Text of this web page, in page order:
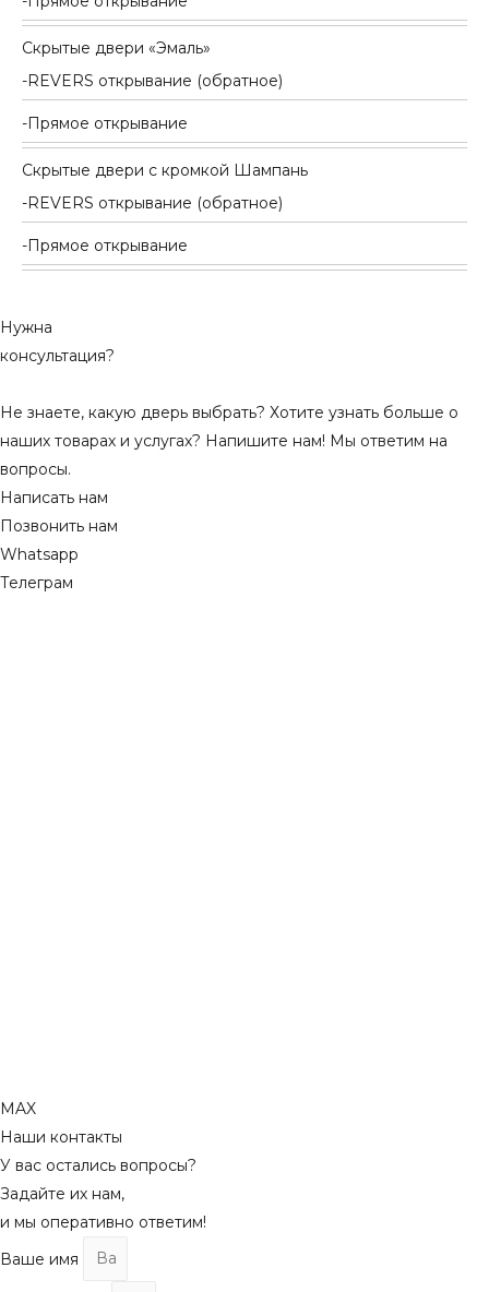
Скрытые двери «Эмаль»
REVERS открывание (обратное)
Прямое открывание
Скрытые двери с кромкой Шампань
REVERS открывание (обратное)
Прямое открывание
Нужна
консультация?
Не знаете, какую дверь выбрать? Хотите узнать больше о
наших товарах и услугах? Напишите нам! Мы ответим на
вопросы.
Написать нам
Позвонить нам
Whatsapp
Телеграм
MAX
Наши контакты
У вас остались вопросы?
Задайте их нам,
и мы оперативно ответим!
Ваше имя